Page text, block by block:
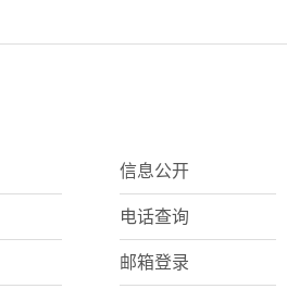
信息公开
电话查询
邮箱登录